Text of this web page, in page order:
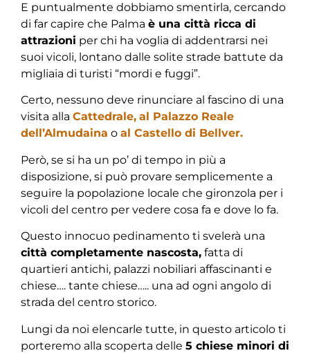
E puntualmente dobbiamo smentirla, cercando
di far capire che Palma è una città ricca di
attrazioni per chi ha voglia di addentrarsi nei
suoi vicoli, lontano dalle solite strade battute da
migliaia di turisti “mordi e fuggi”.
Certo, nessuno deve rinunciare al fascino di una
visita alla Cattedrale, al Palazzo Reale
dell’Almudaina o al Castello di Bellver.
Però, se si ha un po’ di tempo in più a
disposizione, si può provare semplicemente a
seguire la popolazione locale che gironzola per i
vicoli del centro per vedere cosa fa e dove lo fa.
Questo innocuo pedinamento ti svelerà una
città completamente nascosta, fatta di
quartieri antichi, palazzi nobiliari affascinanti e
chiese…. tante chiese….. una ad ogni angolo di
strada del centro storico.
Lungi da noi elencarle tutte, in questo articolo ti
porteremo alla scoperta delle 5 chiese minori di